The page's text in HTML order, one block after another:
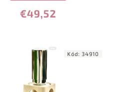
€49,52
Kód:34910